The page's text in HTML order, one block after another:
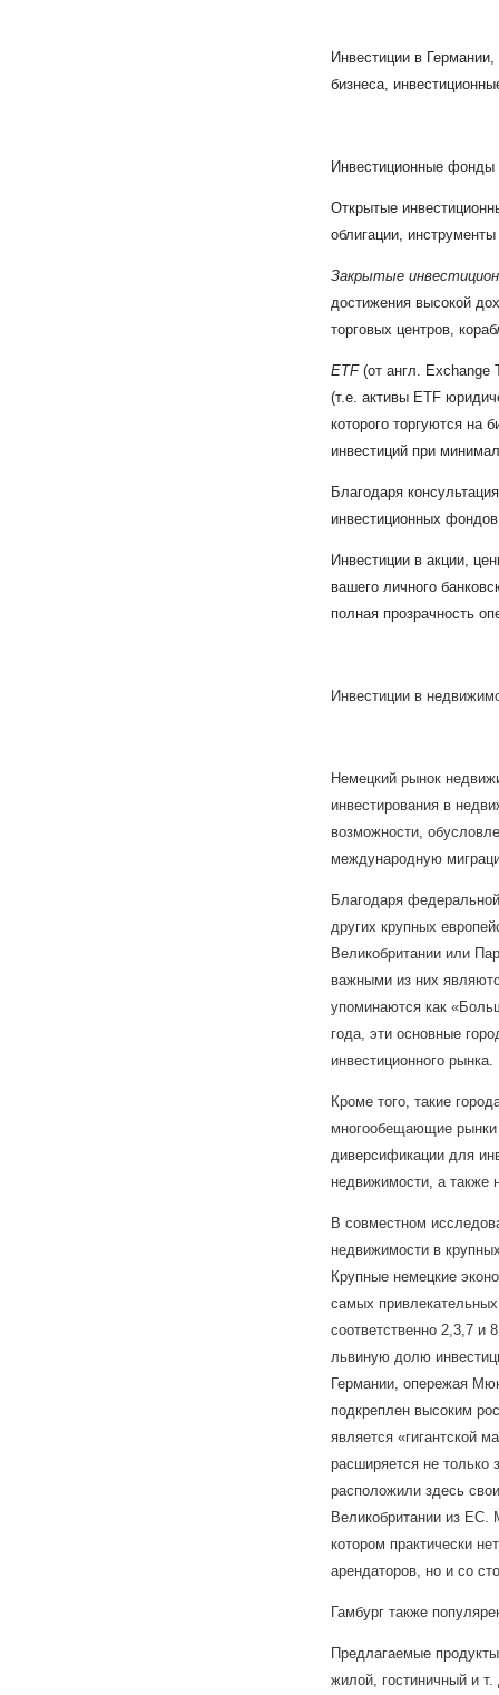
Инвестиции в
бизнеса,
Инвестиционные фонды
Открытые
облигации,
Закрытые
достижения высокой
торговых центров,
ETF(от англ. Exchange
(т.е. активы ETF
которого торгуются на
инвестиций при
Благодаря
инвестиционных
Инвестиции в акции,
вашего личного
полная прозрачность
Инвестиции в
Немецкий рынок
инвестирования в
возможности,
международную
Благодаря
других крупных
Великобритании или
важными из них
упоминаются как
года, эти основные
инвестиционного рынка.
Кроме того, такие
многообещающие рынки
диверсификации для
недвижимости, а также
В совместном
недвижимости в
Крупные немецкие
самых
соответственно 2,3,7
львиную долю
Германии, опережая
подкреплен высоким
является «гигантской
расширяется не только
расположили здесь
Великобритании из ЕС.
котором практически
арендаторов, но и со
Гамбург также
Предлагаемые
жилой, гостиничный и